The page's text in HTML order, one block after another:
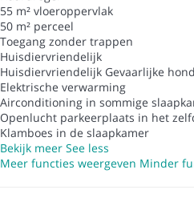
55 m² vloeroppervlak
50 m² perceel
Toegang zonder trappen
Huisdiervriendelijk
Huisdiervriendelijk Gevaarlijke
Elektrische verwarming
Airconditioning in sommige
Openlucht parkeerplaats in het
Klamboes in de slaapkamer
Bekijk meer See less
Meer functies weergeven Minder